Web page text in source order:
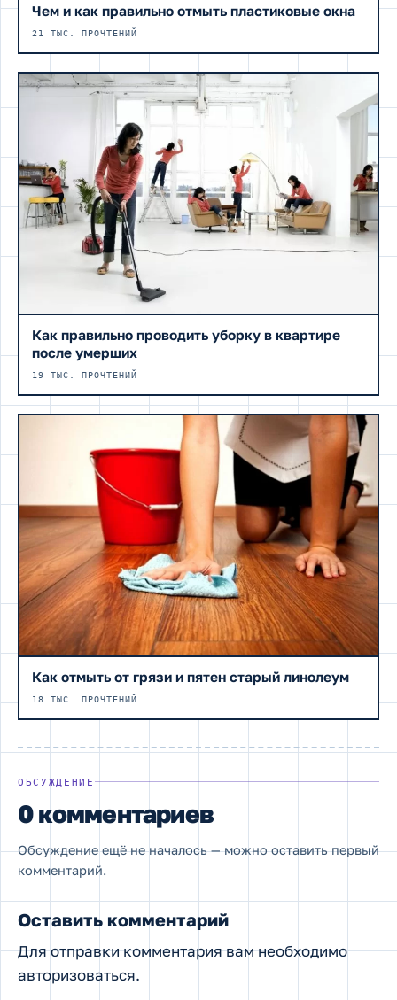
Чем и как правильно отмыть пластиковые окна
21 ТЫС. ПРОЧТЕНИЙ
Как правильно проводить уборку в квартире
после умерших
19 ТЫС. ПРОЧТЕНИЙ
Как отмыть от грязи и пятен старый линолеум
18 ТЫС. ПРОЧТЕНИЙ
ОБСУЖДЕНИЕ
0 комментариев
Обсуждение ещё не началось — можно оставить первый
комментарий.
Оставить комментарий
Для отправки комментария вам необходимо
авторизоваться.